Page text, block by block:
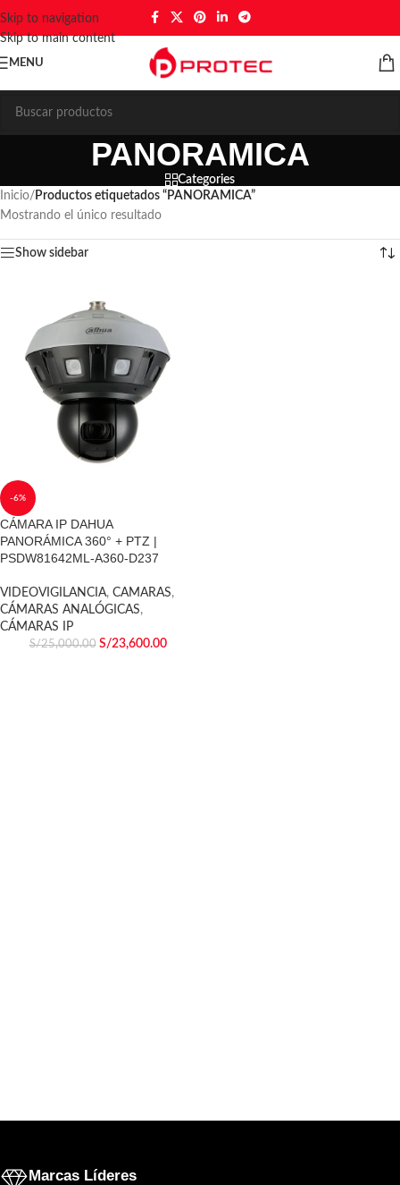
Skip to navigation
Skip to main content
MENU
PANORAMICA
Categories
Inicio/ Productos etiquetados “PANORAMICA”
Mostrando el único resultado
Show sidebar
-6%
CÁMARA IP DAHUA
PANORÁMICA 360° + PTZ |
PSDW81642ML-A360-D237
VIDEOVIGILANCIA, CAMARAS,
CÁMARAS ANALÓGICAS,
CÁMARAS IP
S/25,000.00 S/23,600.00
Marcas Líderes